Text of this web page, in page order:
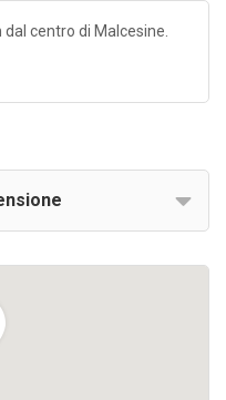
centro di Malcesine.